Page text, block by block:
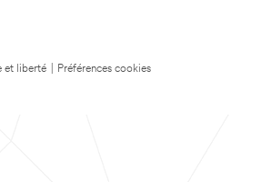
et liberté
Préférences cookies